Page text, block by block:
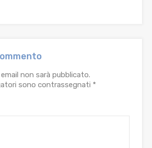
non sarà pubblicato.
sono contrassegnati *